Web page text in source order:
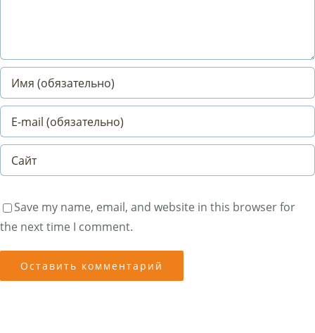
Save my name, email, and website in this browser for
the next time I comment.